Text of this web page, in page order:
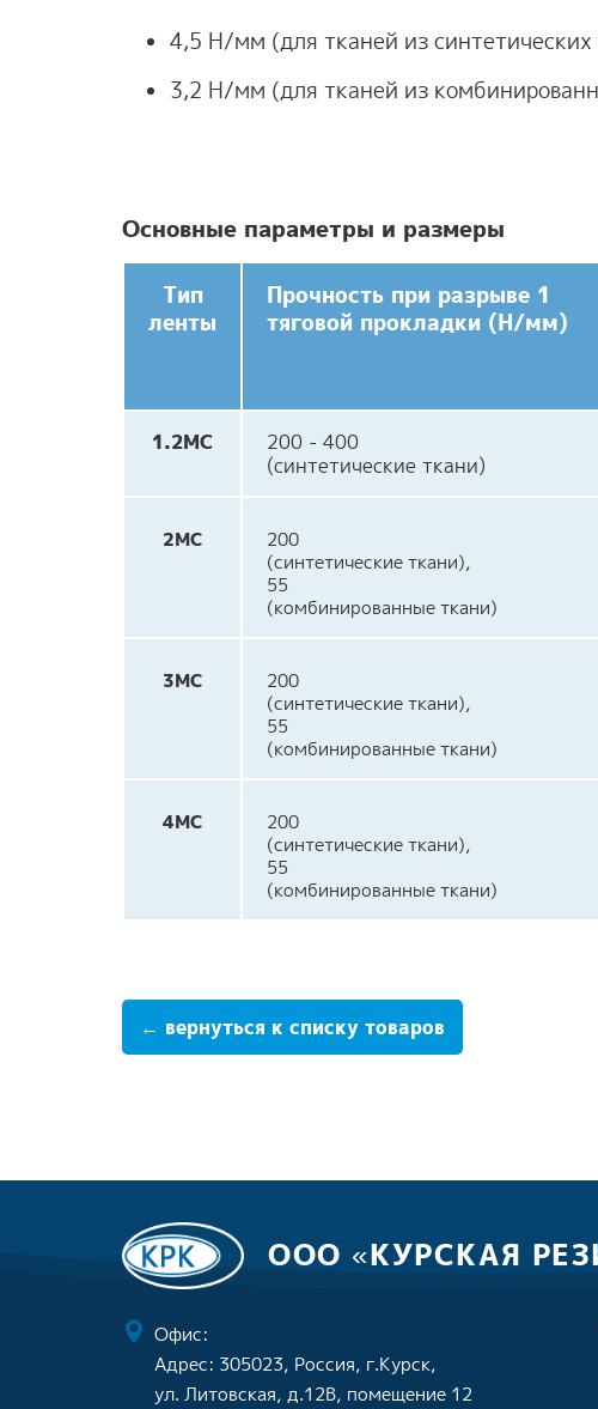
4,5 Н/мм (для тканей из
3,2 Н/мм (для тканей из
Основные параметры и размеры
Тип
ленты
Прочность при разрыве 1
тяговой прокладки (Н/мм)
1.2МС
200 - 400
(синтетические ткани)
2МС
200
(синтетические ткани),
55
(комбинированные ткани)
3МС
200
(синтетические ткани),
55
(комбинированные ткани)
4МС
200
(синтетические ткани),
55
(комбинированные ткани)
← вернуться к списку товаров
ООО «КУРСКАЯ
Офис:
Адрес: 305023, Россия, г.Курск,
ул. Литовская, д.12В, помещение 12